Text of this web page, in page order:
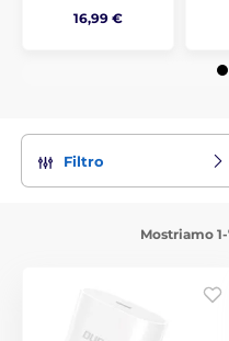
16,99 €
Filtro
Mostriamo